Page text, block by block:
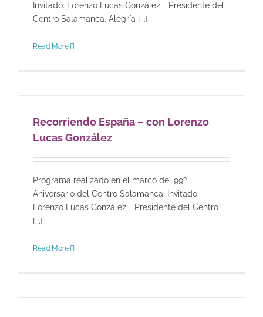
Invitado: Lorenzo Lucas González - Presidente del
Centro Salamanca. Alegría [...]
Read More
Recorriendo España – con Lorenzo
Lucas González
Programa realizado en el marco del 99º
Aniversario del Centro Salamanca. Invitado:
Lorenzo Lucas González - Presidente del Centro
[...]
Read More